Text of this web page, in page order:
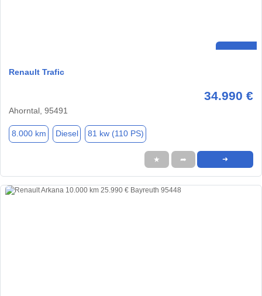
Renault Trafic
34.990 €
Ahorntal, 95491
8.000 km Diesel 81 kw (110 PS)
★ ➦ ➜